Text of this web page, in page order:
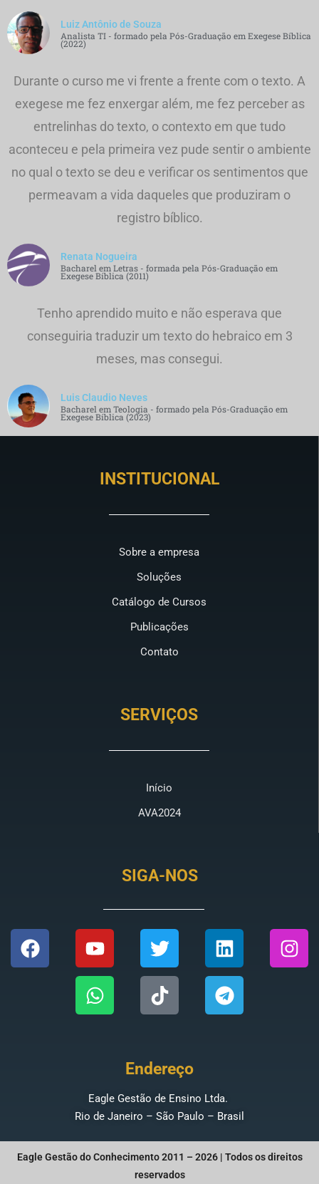
Luiz Antônio de Souza
Analista TI - formado pela Pós-Graduação em Exegese Bíblica
(2022)
Durante o curso me vi frente a frente com o texto. A
exegese me fez enxergar além, me fez perceber as
entrelinhas do texto, o contexto em que tudo
aconteceu e pela primeira vez pude sentir o ambiente
no qual o texto se deu e verificar os sentimentos que
permeavam a vida daqueles que produziram o
registro bíblico.
Renata Nogueira
Bacharel em Letras - formada pela Pós-Graduação em
Exegese Bíblica (2011)
Tenho aprendido muito e não esperava que
conseguiria traduzir um texto do hebraico em 3
meses, mas consegui.
Luis Claudio Neves
Bacharel em Teologia - formado pela Pós-Graduação em
Exegese Bíblica (2023)
INSTITUCIONAL
Sobre a empresa
Soluções
Catálogo de Cursos
Publicações
Contato
SERVIÇOS
Início
AVA2024
SIGA-NOS
Endereço
Eagle Gestão de Ensino Ltda.
Rio de Janeiro – São Paulo – Brasil
Eagle Gestão do Conhecimento 2011 – 2026 | Todos os direitos
reservados